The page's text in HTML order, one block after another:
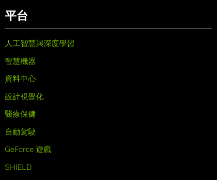
平台
人工智慧與深度學習
智慧機器
資料中心
設計視覺化
醫療保健
自動駕駛
GeForce 遊戲
SHIELD